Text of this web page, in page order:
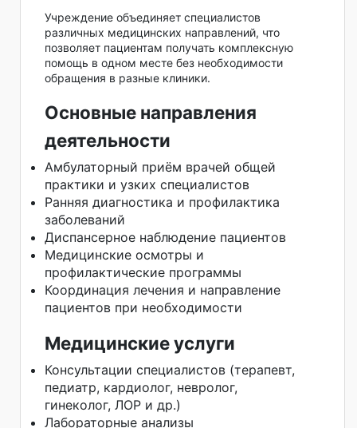
Учреждение объединяет специалистов
различных медицинских направлений, что
позволяет пациентам получать комплексную
помощь в одном месте без необходимости
обращения в разные клиники.
Основные направления
деятельности
Амбулаторный приём врачей общей
практики и узких специалистов
Ранняя диагностика и профилактика
заболеваний
Диспансерное наблюдение пациентов
Медицинские осмотры и
профилактические программы
Координация лечения и направление
пациентов при необходимости
Медицинские услуги
Консультации специалистов (терапевт,
педиатр, кардиолог, невролог,
гинеколог, ЛОР и др.)
Лабораторные анализы